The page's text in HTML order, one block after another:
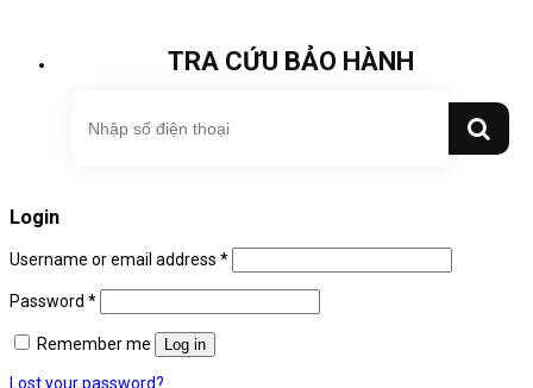
TRA CỨU BẢO HÀNH
Login
Username or email address *
Password *
Remember me Log in
Lost your password?